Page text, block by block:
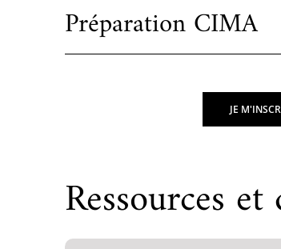
Préparation CIMA
JE
Ressources